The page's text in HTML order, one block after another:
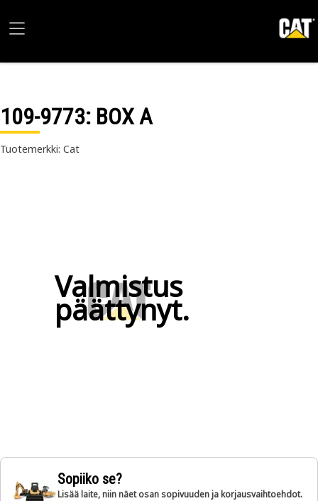
109-9773: BOX A
Tuotemerkki: Cat
Valmistus
päättynyt.
Sopiiko se?
Lisää laite, niin näet osan sopivuuden ja korjausvaihtoehdot.